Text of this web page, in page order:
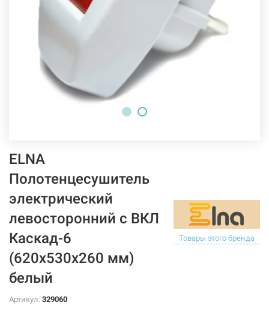
ELNA
Полотенцесушитель
электрический
левосторонний с ВКЛ
Каскад-6
(620х530х260 мм)
белый
Товары этого бренда
Артикул: 329060